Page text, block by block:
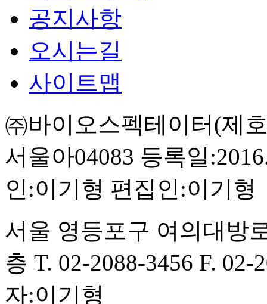
공지사항
오시는길
사이트맵
㈜바이오스펙테이터(제
서울아04083 등록일
인:이기형 편집인:이기형
서울 영등포구 여의대방
층 T. 02-2088-3456 F. 02-
자:이기형